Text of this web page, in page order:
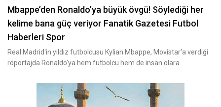
Mbappe’den Ronaldo’ya büyük övgü! Söylediği her
kelime bana güç veriyor Fanatik Gazetesi Futbol
Haberleri Spor
Real Madrid'in yıldız futbolcusu Kylian Mbappe, Movistar'a verdiği
röportajda Ronaldo'ya hem futbolcu hem de insan olara